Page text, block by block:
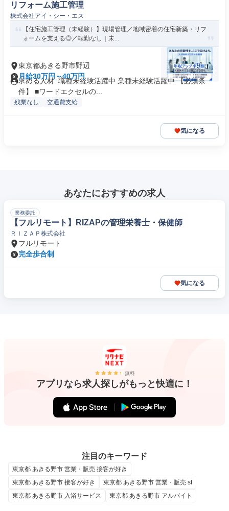
リフォーム施工管理
株式会社アイ・シー・エス
【住宅施工管理（未経験）】現場管理／地域密着の住宅新築・リフ
ォームを支える◎／転勤なし｜未...
東京都あきる野市野辺
月給30万円～40万円
求める人材: 職種未経験活躍中 業種未経験活躍中 【必須条
件】 ■ワードエクセルの...
残業なし 交通費支給
気になる
あなたにおすすめの求人
業務委託
【フルリモート】RIZAPの管理栄養士・保健師
ＲＩＺＡＰ株式会社
フルリモート
完全歩合制
気になる
無料
アプリなら求人探しがもっと快適に！
注目のキーワード
東京都 あきる野市 営業・販売 接客が好き
東京都 あきる野市 接客が好き
東京都 あきる野市 営業・販売 st
東京都 あきる野市 入浴サービス
東京都 あきる野市 アルバイト